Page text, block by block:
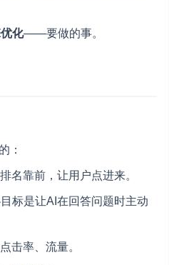
化——要做的事。
：
名靠前，让用户点进来。
标是让AI在回答问题时主动
击率、流量。